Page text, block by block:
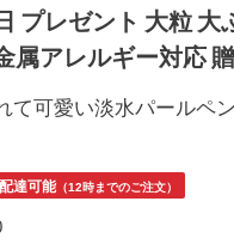
プレゼント 大粒
属アレルギー対応
て可愛い淡水パールペ
達可能（12時までのご注文）